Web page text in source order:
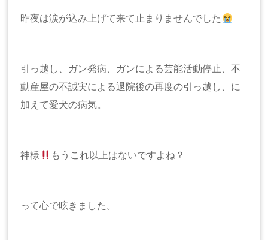
昨夜は涙が込み上げて来て止まりませんでした
引っ越し、ガン発病、ガンによる芸能活動停止、不
動産屋の不誠実による退院後の再度の引っ越し、に
加えて愛犬の病気。
神様 もうこれ以上はないですよね？
って心で呟きました。